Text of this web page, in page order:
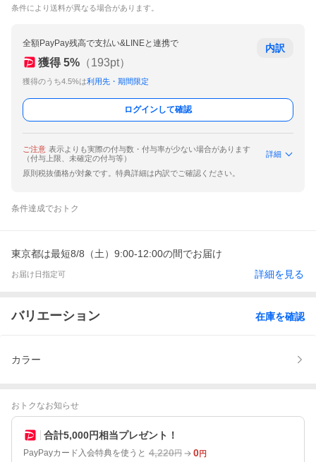
条件により送料が異なる場合があります。
全額PayPay残高で支払い&LINEと連携で
獲得 5% （193pt）
獲得のうち4.5%は利用先・期間限定
内訳
ログインして確認
ご注意 表示よりも実際の付与数・付与率が少ない場合があります
（付与上限、未確定の付与等）
詳細
原則税抜価格が対象です。特典詳細は内訳でご確認ください。
条件達成でおトク
東京都は最短8/8（土）9:00-12:00の間でお届け
お届け日指定可 詳細を見る
バリエーション 在庫を確認
カラー
おトクなお知らせ
合計5,000円相当プレゼント！
PayPayカード入会特典を使うと 4,220円 0円